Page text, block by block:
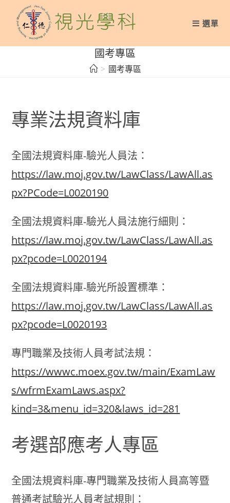
content
選單
國考專區
> 國考專區
專業法規資料庫
全國法規資料庫-驗光人員法：
https://law.moj.gov.tw/LawClass/LawAll.as
px?PCode=L0020190
全國法規資料庫-驗光人員法施行細則：
https://law.moj.gov.tw/LawClass/LawAll.as
px?pcode=L0020194
全國法規資料庫-驗光所設置標準：
https://law.moj.gov.tw/LawClass/LawAll.as
px?pcode=L0020193
專門職業及技術人員考試法規：
https://wwwc.moex.gov.tw/main/ExamLaw
s/wfrmExamLaws.aspx?
kind=3&menu_id=320&laws_id=281
考選部應考人專區
全國法規資料庫-專門職業及技術人員高等暨
普通考試驗光人員考試規則：